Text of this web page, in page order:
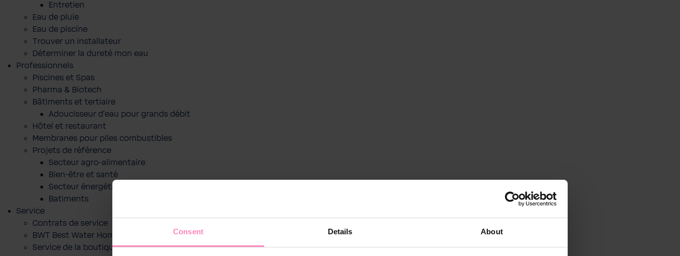
Consent Details About
Entretien
Eau de pluie
Eau de piscine
Trouver un installateur
Déterminer la dureté mon eau
Professionnels
Piscines et Spas
Pharma & Biotech
Bâtiments et tertiaire
Adoucisseur d'eau pour grands débit
Hôtel et restaurant
Membranes pour piles combustibles
Projets de référence
Secteur agro-alimentaire
Bien-être et santé
Secteur énergétique
Batiments
Service
Contrats de service
BWT Best Water Home App
Service de la boutique en ligne